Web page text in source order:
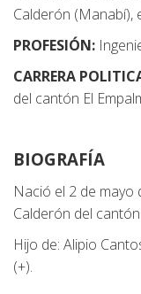
Calderón (Manabí),
PROFESIÓN:
CARRERA
del cantón El
BIOGRAFÍA
Nació el 2 de
Calderón del
Hijo de: Alipio
(+).